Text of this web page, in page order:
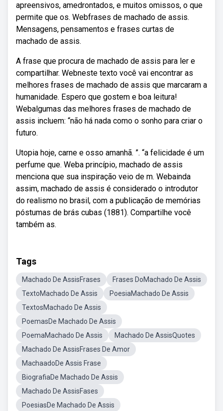
apreensivos, amedrontados, e muitos omissos, o que
permite que os. Webfrases de machado de assis.
Mensagens, pensamentos e frases curtas de
machado de assis.
A frase que procura de machado de assis para ler e
compartilhar. Webneste texto você vai encontrar as
melhores frases de machado de assis que marcaram a
humanidade. Espero que gostem e boa leitura!
Webalgumas das melhores frases de machado de
assis incluem: “não há nada como o sonho para criar o
futuro.
Utopia hoje, carne e osso amanhã. ”. “a felicidade é um
perfume que. Weba princípio, machado de assis
menciona que sua inspiração veio de m. Webainda
assim, machado de assis é considerado o introdutor
do realismo no brasil, com a publicação de memórias
póstumas de brás cubas (1881). Compartilhe você
também as.
Tags
Machado De AssisFrases
Frases DoMachado De Assis
TextoMachado De Assis
PoesiaMachado De Assis
TextosMachado De Assis
PoemasDe Machado De Assis
PoemaMachado De Assis
Machado De AssisQuotes
Machado De AssisFrases De Amor
MachaadoDe Assis Frase
BiografiaDe Machado De Assis
Machado De AssisFases
PoesiasDe Machado De Assis